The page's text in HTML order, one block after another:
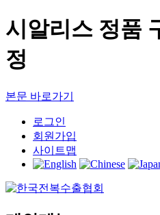
시알리스 정품
정
본문 바로가기
로그인
회원가입
사이트맵